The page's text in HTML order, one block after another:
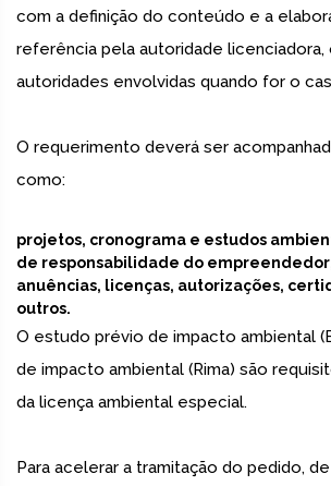
com a definição do conteúdo e a
referência pela autoridade licenciadora,
autoridades envolvidas quando for o
O requerimento deverá ser
como:
projetos, cronograma e estudos
de responsabilidade do
anuências, licenças, autorizações,
outros.
O estudo prévio de impacto ambiental
de impacto ambiental (Rima) são
da licença ambiental especial.
Para acelerar a tramitação do pedido,